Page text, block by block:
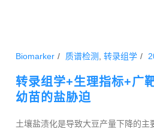
Biomarker 质谱检测 ,转录组学
转录组学+生理指标+广
幼苗的盐胁迫
土壤盐渍化是导致大豆产量下降的